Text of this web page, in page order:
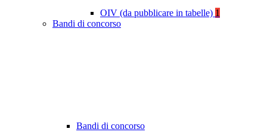
OIV (da pubblicare in tabelle) 1
Bandi di concorso
Bandi di concorso